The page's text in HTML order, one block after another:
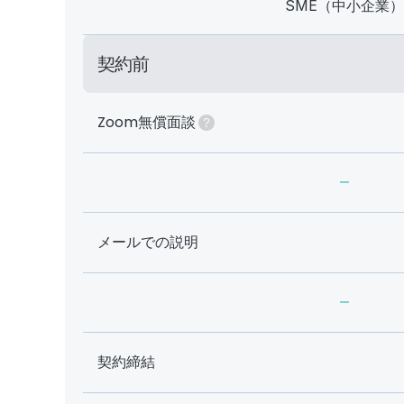
SME（中小企業）
契約前
Zoom無償面談
-
メールでの説明
-
契約締結